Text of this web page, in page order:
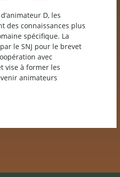
D, les
des connaissances plus
spécifique. La
le SNJ pour le brevet
avec
vise à former les
animateurs